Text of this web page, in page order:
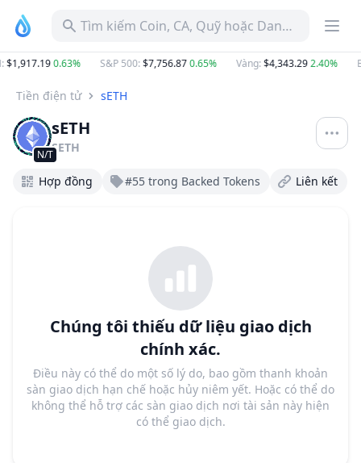
Tìm kiếm Coin, CA, Quỹ hoặc Danh mục
$1,917.190.63% S&P 500:$7,756.870.65% Vàng:$4,343.292.40%
Tiền điện tử sETH
N/T
sETH
SETH
Hợp đồng #55 trong Backed Tokens Liên kết
Chúng tôi thiếu dữ liệu giao dịch
chính xác.
Điều này có thể do một số lý do, bao gồm thanh khoản
sàn giao dịch hạn chế hoặc hủy niêm yết. Hoặc có thể do
không thể hỗ trợ các sàn giao dịch nơi tài sản này hiện
có thể giao dịch.